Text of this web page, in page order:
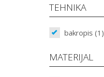
TEHNIKA
bakropis (1)
MATERIJAL